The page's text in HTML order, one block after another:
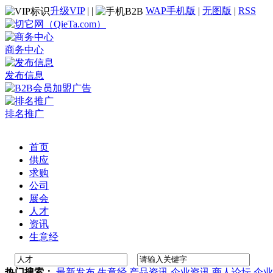
升级VIP| | WAP手机版 | 无图版 | RSS
商务中心
发布信息
排名推广
首页
供应
求购
公司
展会
人才
资讯
生意经